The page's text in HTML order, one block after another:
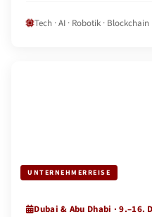
Tech · AI · Robotik · Blockchain
UNTERNEHMERREISE
Dubai & Abu Dhabi · 9.–16.